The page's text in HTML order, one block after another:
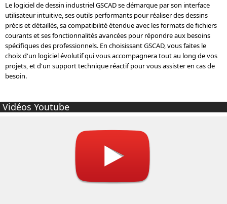
Le logiciel de dessin industriel GSCAD se démarque par son interface
utilisateur intuitive, ses outils performants pour réaliser des dessins
précis et détaillés, sa compatibilité étendue avec les formats de fichiers
courants et ses fonctionnalités avancées pour répondre aux besoins
spécifiques des professionnels. En choisissant GSCAD, vous faites le
choix d'un logiciel évolutif qui vous accompagnera tout au long de vos
projets, et d'un support technique réactif pour vous assister en cas de
besoin.
Vidéos Youtube